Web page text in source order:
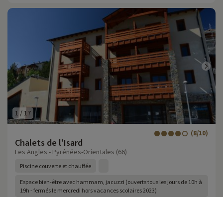
1 / 17
Chalets de l'Isard
(8/10)
Les Angles - Pyrénées-Orientales (66)
Piscine couverte et chauffée
Espace bien-être avec hammam, jacuzzi (ouverts tous les jours de 10h à
19h - fermés le mercredi hors vacances scolaires 2023)